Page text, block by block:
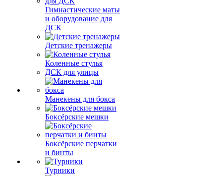
Гимнастические маты
и оборудование для
ДСК
Детские тренажеры
Коленные стулья
ДСК для улицы
Манекены для бокса
Боксёрские мешки
Боксёрские перчатки
и бинты
Турники